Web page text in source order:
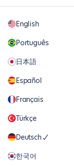
English
Português
日本語
Español
Français
Türkçe
Deutsch
한국어